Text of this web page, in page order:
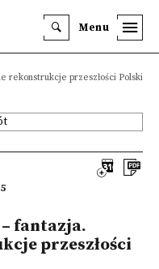
Menu
rekonstrukcje przeszłości Polski
fantazja.
przeszłości